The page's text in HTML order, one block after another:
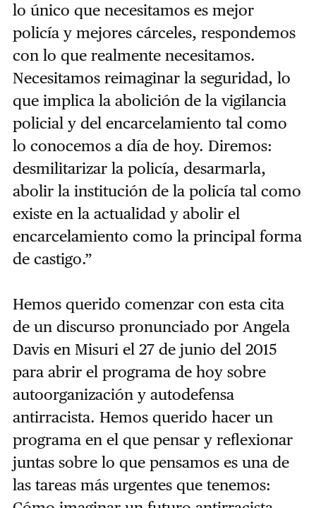
lo único que necesitamos es mejor
policía y mejores cárceles, respondemos
con lo que realmente necesitamos.
Necesitamos reimaginar la seguridad, lo
que implica la abolición de la vigilancia
policial y del encarcelamiento tal como
lo conocemos a día de hoy. Diremos:
desmilitarizar la policía, desarmarla,
abolir la institución de la policía tal como
existe en la actualidad y abolir el
encarcelamiento como la principal forma
de castigo.”
Hemos querido comenzar con esta cita
de un discurso pronunciado por Angela
Davis en Misuri el 27 de junio del 2015
para abrir el programa de hoy sobre
autoorganización y autodefensa
antirracista. Hemos querido hacer un
programa en el que pensar y reflexionar
juntas sobre lo que pensamos es una de
las tareas más urgentes que tenemos: